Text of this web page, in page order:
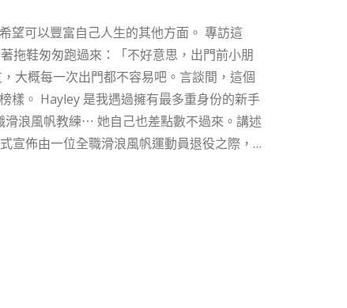
以豐富自己人生的其他方面。 專訪這
拖鞋匆匆跑過來：「不好意思，出門前小朋
的新手
浪風帆教練⋯ 她自己也差點數不過來。講述
宣佈由一位全職滑浪風帆運動員退役之際，